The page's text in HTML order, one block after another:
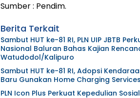
Sumber : Pendim.
Berita Terkait
Sambut HUT ke-81 RI, PLN UIP JBTB
Nasional Baluran Bahas Kajian
Watudodol/Kalipuro
Sambut HUT ke-81 RI, Adopsi
Baru Gunakan Home Charging
PLN Icon Plus Perkuat Kepedulian